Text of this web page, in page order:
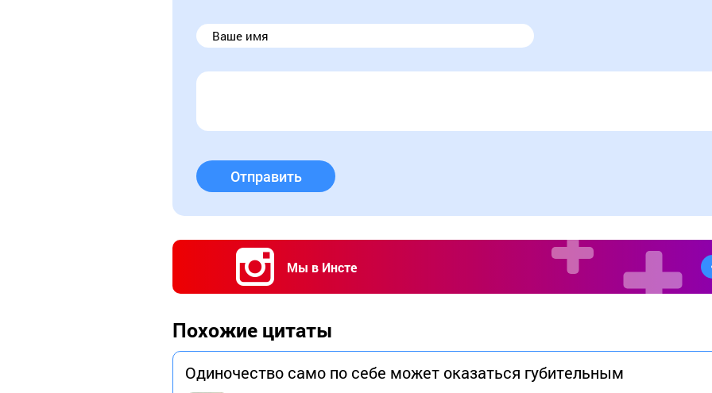
Отправить
Мы в Инсте
Похожие цитаты
Одиночество само по себе может оказаться губительным